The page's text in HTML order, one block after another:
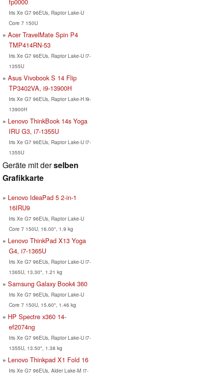
Iris Xe G7 96EUs, Raptor Lake-U
Core 7 150U
Acer TravelMate Spin P4
TMP414RN-53
Iris Xe G7 96EUs, Raptor Lake-U i7-
1355U
Asus Vivobook S 14 Flip
TP3402VA, i9-13900H
Iris Xe G7 96EUs, Raptor Lake-H i9-
13900H
Lenovo ThinkBook 14s Yoga
IRU G3, i7-1355U
Iris Xe G7 96EUs, Raptor Lake-U i7-
1355U
Geräte mit derselben
Grafikkarte
Lenovo IdeaPad 5 2-in-1
16IRU9
Iris Xe G7 96EUs, Raptor Lake-U
Core 7 150U, 16.00", 1.9 kg
Lenovo ThinkPad X13 Yoga
G4, i7-1365U
Iris Xe G7 96EUs, Raptor Lake-U i7-
1365U, 13.30", 1.21 kg
Samsung Galaxy Book4 360
Iris Xe G7 96EUs, Raptor Lake-U
Core 7 150U, 15.60", 1.46 kg
HP Spectre x360 14-
ef2074ng
Iris Xe G7 96EUs, Raptor Lake-U i7-
1355U, 13.50", 1.38 kg
Lenovo Thinkpad X1 Fold 16
Iris Xe G7 96EUs, Alder Lake-M i7-